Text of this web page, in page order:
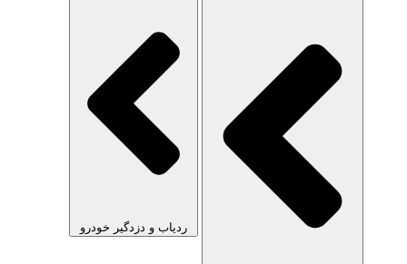
ردیاب و دزدگیر خودرو